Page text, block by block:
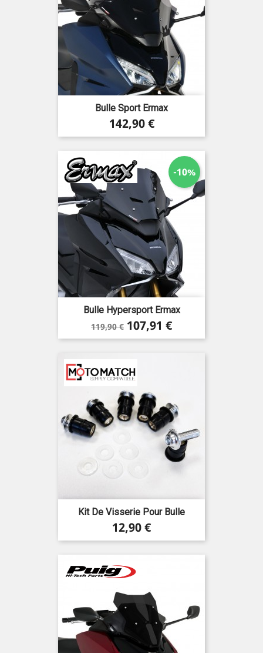
Bulle Sport Ermax
Prix
142,90 €
Bulle Hypersport Ermax
Prix
de
119,90 € Prix
107,91 €
-10%
Kit De Visserie Pour Bulle
Prix
12,90 €